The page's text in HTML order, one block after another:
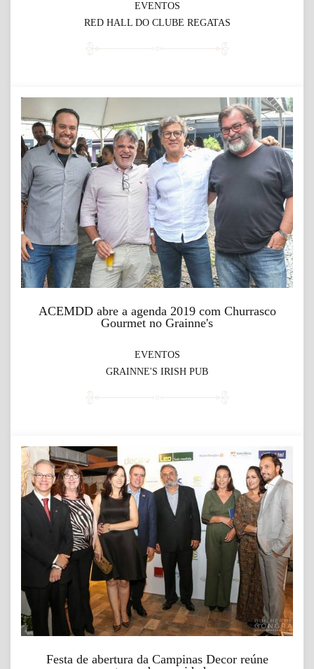
EVENTOS
RED HALL DO CLUBE REGATAS
ACEMDD abre a agenda 2019 com Churrasco
Gourmet no Grainne's
EVENTOS
GRAINNE'S IRISH PUB
Festa de abertura da Campinas Decor reúne